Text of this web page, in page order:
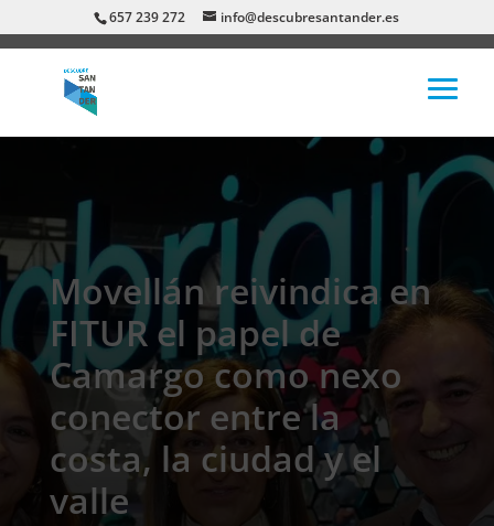
657 239 272 info@descubresantander.es
Movellán reivindica en
FITUR el papel de
Camargo como nexo
conector entre la
costa, la ciudad y el
valle